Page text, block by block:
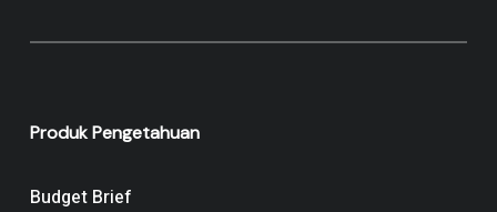
Produk Pengetahuan
Budget Brief